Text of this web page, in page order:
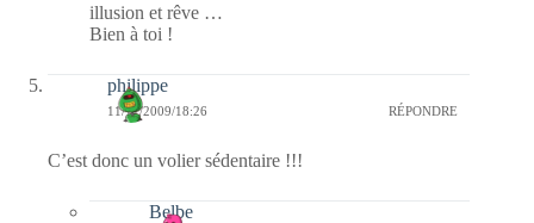
illusion et rêve …
Bien à toi !
philippe
11/11/2009/18:26 RÉPONDRE
C’est donc un volier sédentaire !!!
Belbe